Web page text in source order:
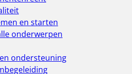
en starten
onderwerpen
ondersteuning